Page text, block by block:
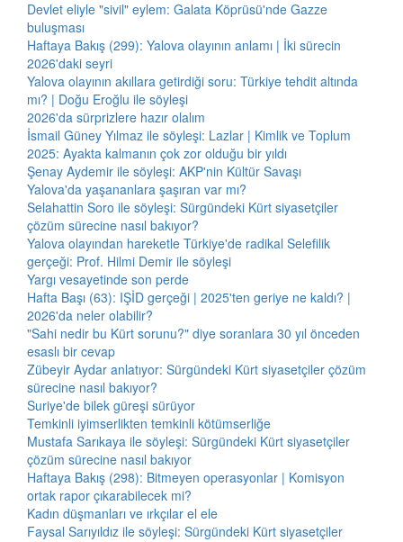
Devlet eliyle "sivil" eylem: Galata Köprüsü'nde Gazze
buluşması
Haftaya Bakış (299): Yalova olayının anlamı | İki sürecin
2026'daki seyri
Yalova olayının akıllara getirdiği soru: Türkiye tehdit altında
mı? | Doğu Eroğlu ile söyleşi
2026'da sürprizlere hazır olalım
İsmail Güney Yılmaz ile söyleşi: Lazlar | Kimlik ve Toplum
2025: Ayakta kalmanın çok zor olduğu bir yıldı
Şenay Aydemir ile söyleşi: AKP'nin Kültür Savaşı
Yalova'da yaşananlara şaşıran var mı?
Selahattin Soro ile söyleşi: Sürgündeki Kürt siyasetçiler
çözüm sürecine nasıl bakıyor?
Yalova olayından hareketle Türkiye'de radikal Selefilik
gerçeği: Prof. Hilmi Demir ile söyleşi
Yargı vesayetinde son perde
Hafta Başı (63): IŞİD gerçeği | 2025'ten geriye ne kaldı? |
2026'da neler olabilir?
"Sahi nedir bu Kürt sorunu?" diye soranlara 30 yıl önceden
esaslı bir cevap
Zübeyir Aydar anlatıyor: Sürgündeki Kürt siyasetçiler çözüm
sürecine nasıl bakıyor?
Suriye'de bilek güreşi sürüyor
Temkinli iyimserlikten temkinli kötümserliğe
Mustafa Sarıkaya ile söyleşi: Sürgündeki Kürt siyasetçiler
çözüm sürecine nasıl bakıyor
Haftaya Bakış (298): Bitmeyen operasyonlar | Komisyon
ortak rapor çıkarabilecek mi?
Kadın düşmanları ve ırkçılar el ele
Faysal Sarıyıldız ile söyleşi: Sürgündeki Kürt siyasetçiler